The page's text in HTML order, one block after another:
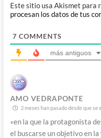
Este sitio usa Akismet para
procesan los datos de tus
7 COMMENTS
más antiguos
AMO VEDRAPONTE
2 meses han pasado desde que se
«en la que la protagonista
el buscarse un objetivo en